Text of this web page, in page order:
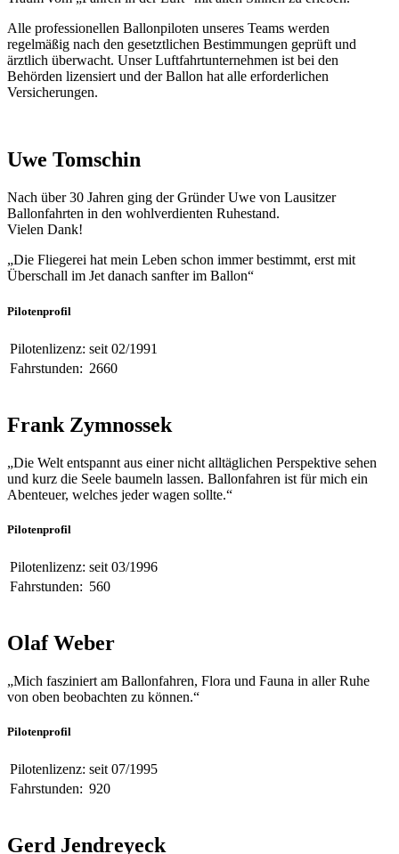
Alle professionellen Ballonpiloten unseres Teams werden
regelmäßig nach den gesetztlichen Bestimmungen geprüft und
ärztlich überwacht. Unser Luftfahrtunternehmen ist bei den
Behörden lizensiert und der Ballon hat alle erforderlichen
Versicherungen.
Uwe Tomschin
Nach über 30 Jahren ging der Gründer Uwe von Lausitzer
Ballonfahrten in den wohlverdienten Ruhestand.
Vielen Dank!
„Die Fliegerei hat mein Leben schon immer bestimmt, erst mit
Überschall im Jet danach sanfter im Ballon“
Pilotenprofil
Pilotenlizenz: seit 02/1991
Fahrstunden: 2660
Frank Zymnossek
„Die Welt entspannt aus einer nicht alltäglichen Perspektive sehen
und kurz die Seele baumeln lassen. Ballonfahren ist für mich ein
Abenteuer, welches jeder wagen sollte.“
Pilotenprofil
Pilotenlizenz: seit 03/1996
Fahrstunden: 560
Olaf Weber
„Mich fasziniert am Ballonfahren, Flora und Fauna in aller Ruhe
von oben beobachten zu können.“
Pilotenprofil
Pilotenlizenz: seit 07/1995
Fahrstunden: 920
Gerd Jendreyeck